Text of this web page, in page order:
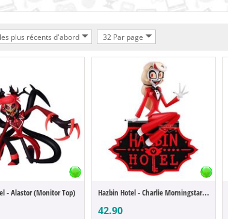
plus récents d'abord 32 Par page
- Alastor (Monitor Top) Hazbin Hotel - Charlie Morningstar (Monitor Top)
42.90